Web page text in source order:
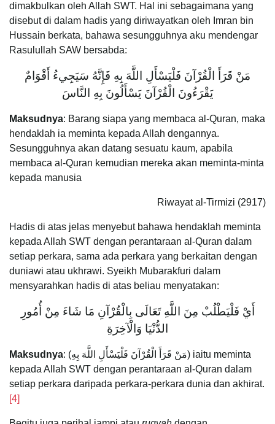
dimakbulkan oleh Allah SWT. Hal ini sebagaimana yang
disebut di dalam hadis yang diriwayatkan oleh Imran bin
Hussain berkata, bahawa sesungguhnya aku mendengar
Rasulullah SAW bersabda:
مَنْ قَرَأَ الْقُرْآنَ فَلْيَسْأَلِ اللَّهَ بِهِ فَإِنَّهُ سَيَجِيءُ أَقْوَامٌ
يَقْرَءُونَ الْقُرْآنَ يَسْأَلُونَ بِهِ النَّاسَ
Maksudnya: Barang siapa yang membaca al-Quran, maka
hendaklah ia meminta kepada Allah dengannya.
Sesungguhnya akan datang sesuatu kaum, apabila
membaca al-Quran kemudian mereka akan meminta-minta
kepada manusia
Riwayat al-Tirmizi (2917)
Hadis di atas jelas menyebut bahawa hendaklah meminta
kepada Allah SWT dengan perantaraan al-Quran dalam
setiap perkara, sama ada perkara yang berkaitan dengan
duniawi atau ukhrawi. Syeikh Mubarakfuri dalam
mensyarahkan hadis di atas beliau menyatakan:
أَيْ فَلْيَطْلُبْ مِنَ اللَّهِ تَعَالَى بِالْقُرْآنِ مَا شَاءَ مِنْ أُمُورِ
الدُّنْيَا وَالْآخِرَةِ
Maksudnya: (مَنْ قَرَأَ الْقُرْآنَ فَلْيَسْأَلِ اللَّهَ بِهِ) iaitu meminta
kepada Allah SWT dengan perantaraan al-Quran dalam
setiap perkara daripada perkara-perkara dunia dan akhirat.
[4]